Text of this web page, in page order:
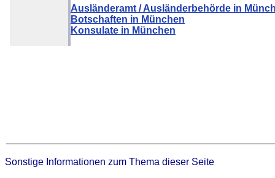
Ausländeramt / Ausländerbehörde in
Botschaften in München
Konsulate in München
Sonstige Informationen zum Thema dieser Seite